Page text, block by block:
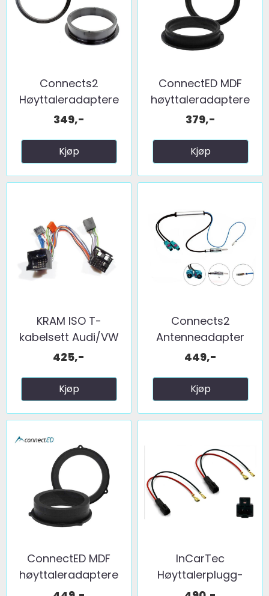
Connects2
Høyttaleradaptere
(200mm) ...
349,-
Kjøp
ConnectED MDF
høyttaleradaptere
(200mm) ...
379,-
Kjøp
KRAM ISO T-
kabelsett Audi/VW
(Ny type ...
425,-
Kjøp
Connects2
Antenneadapter
(FM) 2 x fakra ...
449,-
Kjøp
ConnectED MDF
høyttaleradaptere
(165mm) ...
InCarTec
Høyttalerplugg-
adaptere ...